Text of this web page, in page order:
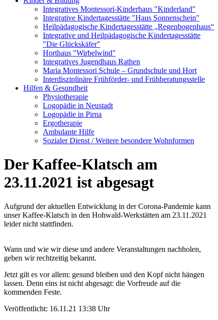
Integratives Montessori-Kinderhaus "Kinderland"
Integrative Kindertagesstätte "Haus Sonnenschein"
Heilpädagogische Kindertagesstätte „Regenbogenhaus“
Integrative und Heilpädagogische Kindertagesstätte
"Die Glückskäfer"
Horthaus "Wirbelwind"
Integratives Jugendhaus Rathen
Maria Montessori Schule – Grundschule und Hort
Interdisziplinäre Frühförder- und Frühberatungsstelle
Hilfen & Gesundheit
Physiotherapie
Logopädie in Neustadt
Logopädie in Pirna
Ergotherapie
Ambulante Hilfe
Sozialer Dienst / Weitere besondere Wohnformen
Der Kaffee-Klatsch am
23.11.2021 ist abgesagt
Aufgrund der aktuellen Entwicklung in der Corona-Pandemie kann
unser Kaffee-Klatsch in den Hohwald-Werkstätten am 23.11.2021
leider nicht stattfinden.
Wann und wie wir diese und andere Veranstaltungen nachholen,
geben wir rechtzeitig bekannt.
Jetzt gilt es vor allem: gesund bleiben und den Kopf nicht hängen
lassen. Denn eins ist nicht abgesagt: die Vorfreude auf die
kommenden Feste.
Veröffentlicht: 16.11.21 13:38 Uhr